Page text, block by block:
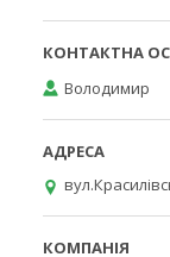
Володимир